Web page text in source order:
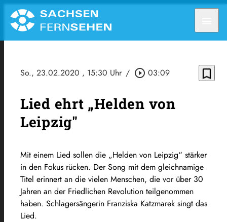
So., 23.02.2020 , 15:30 Uhr / play_circle_outline 03:09 bookmark_border
Lied ehrt „Helden von
Leipzig"
Mit einem Lied sollen die „Helden von Leipzig“ stärker
in den Fokus rücken. Der Song mit dem gleichnamige
Titel erinnert an die vielen Menschen, die vor über 30
Jahren an der Friedlichen Revolution teilgenommen
haben. Schlagersängerin Franziska Katzmarek singt das
Lied.